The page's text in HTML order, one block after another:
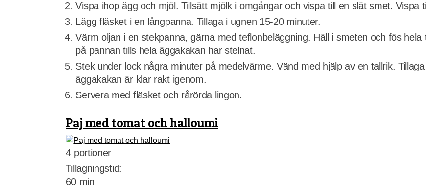
Vispa ihop ägg och mjöl. Tillsätt mjölk i omgångar och vispa till en slät smet. Vispa
Lägg fläsket i en långpanna. Tillaga i ugnen 15-20 minuter.
Värm oljan i en stekpanna, gärna med teflonbeläggning. Häll i smeten och fös
på pannan tills hela äggakakan har stelnat.
Stek under lock några minuter på medelvärme. Vänd med hjälp av en tallrik.
äggakakan är klar rakt igenom.
Servera med fläsket och rårörda lingon.
Paj med tomat och halloumi
4 portioner
Tillagningstid:
60 min